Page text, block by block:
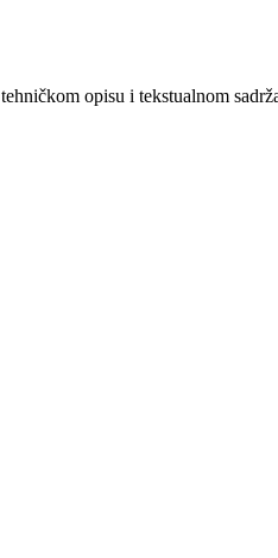
opisu i tekstualnom